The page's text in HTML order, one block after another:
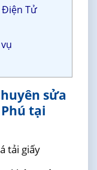
Điện Tử
sửa
tại
tải giấy